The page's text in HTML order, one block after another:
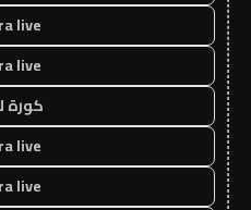
live
live
كورة
live
live